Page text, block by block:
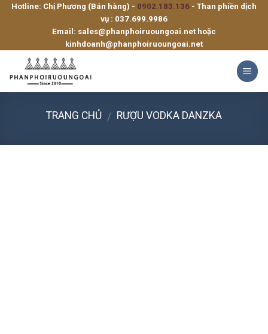
SkipHotline: Chị Phương (Bán hàng) - 0902.183.136 - Than phiền dịch
vụ : 037.699.9986
Email: sales@phanphoiruoungoai.net hoặc
kinhdoanh@phanphoiruoungoai.net
TRANG CHỦ / RƯỢU VODKA DANZKA